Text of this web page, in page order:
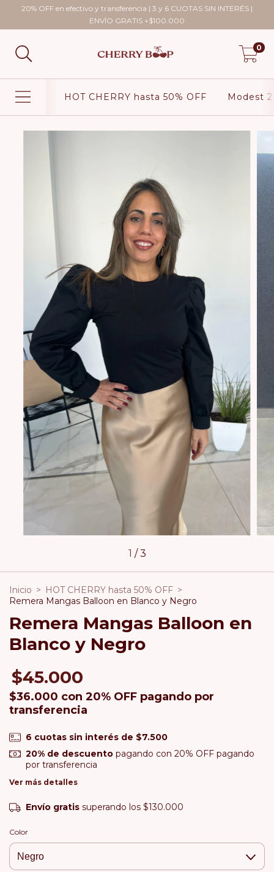
20% OFF en efectivo y transferencia | 3 y 6 CUOTAS SIN INTERÉS |
ENVÍO GRATIS +$100.000
0
HOT CHERRY hasta 50% OFF Modest
1 /3
Inicio > HOT CHERRY hasta 50% OFF >
Remera Mangas Balloon en Blanco y Negro
Remera Mangas Balloon en
Blanco y Negro
$45.000
$36.000 con 20% OFF pagando por
transferencia
6 cuotas sin interés de $7.500
20% de descuentopagando con 20% OFF pagando
por transferencia
Ver más detalles
Envío gratis superando los $130.000
Color